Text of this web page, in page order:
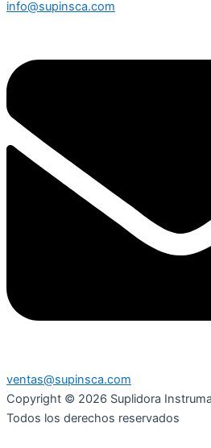
info@supinsca.com
ventas@supinsca.com
Copyright © 2026 Suplidora
Todos los derechos reservados